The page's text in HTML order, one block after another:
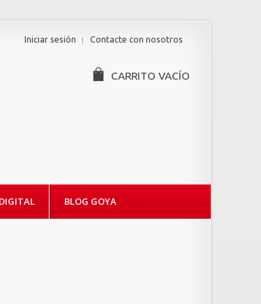
Contacte con nosotros
Iniciar sesión
CARRITO VACÍO
BLOG GOYA